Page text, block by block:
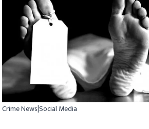
Crime News|Social Media